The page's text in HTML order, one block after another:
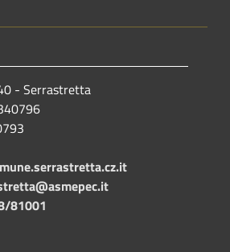
- Serrastretta
81001